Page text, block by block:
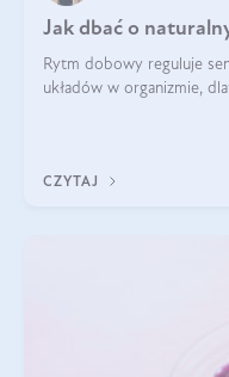
Jak dbać o
Rytm dobowy reguluje
układów w organizmie,
CZYTAJ